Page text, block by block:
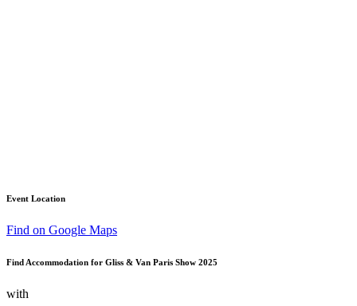
Event Location
Find on Google Maps
Find Accommodation for Gliss & Van Paris Show 2025
with